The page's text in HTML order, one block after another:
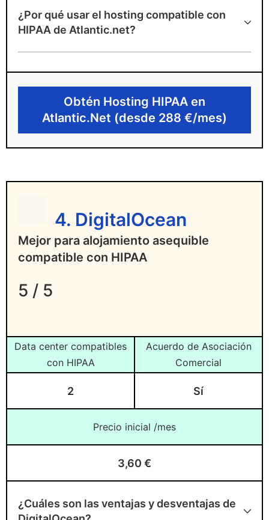
Ofrece alojamiento cloud HIPAA
Las características de seguridad
avanzadas apoyan el cumplimiento de
HIPAA
Desventajas de Atlantic.Net
¿Por qué usar el hosting compatible con
HIPAA de Atlantic.net?
Obtén Hosting HIPAA en
Atlantic.Net (desde 288 €/mes)
4. DigitalOcean
Mejor para alojamiento asequible
compatible con HIPAA
5 / 5
Data center compatibles
con HIPAA
2
Acuerdo de Asociación
Comercial
Sí
Precio inicial /mes
3,60 €
¿Cuáles son las ventajas y desventajas de